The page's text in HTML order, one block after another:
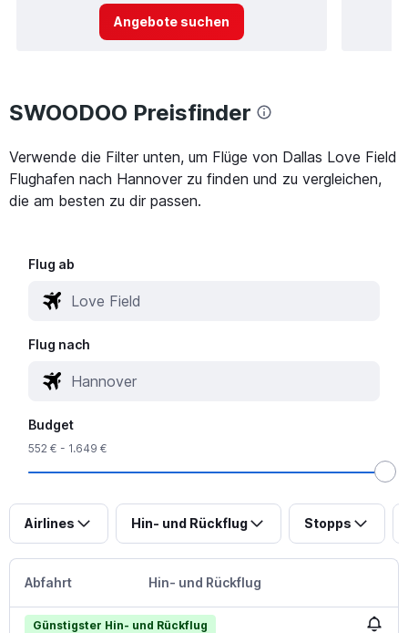
Angebote suchen
SWOODOO Preisfinder
Verwende die Filter unten, um Flüge von Dallas Love Field
Flughafen nach Hannover zu finden und zu vergleichen,
die am besten zu dir passen.
Flug ab
Flug nach
Budget
552 € - 1.649 €
Airlines Hin- und Rückflug Stopps
Abfahrt Hin- und Rückflug
Günstigster Hin- und Rückflug